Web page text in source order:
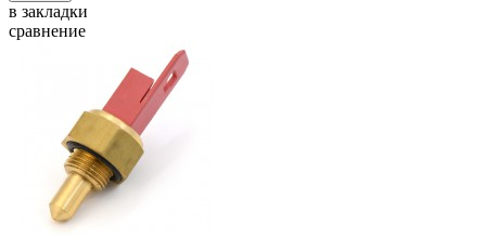
в закладки
сравнение